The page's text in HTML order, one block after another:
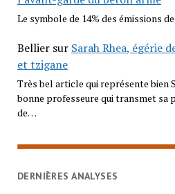
Le symbole de 14% des émissions
Belliersur Sarah Rhea, égérie
et tzigane
Très bel article qui représente bien
bonne professeure qui transmet sa
de…
DERNIÈRES ANALYSES